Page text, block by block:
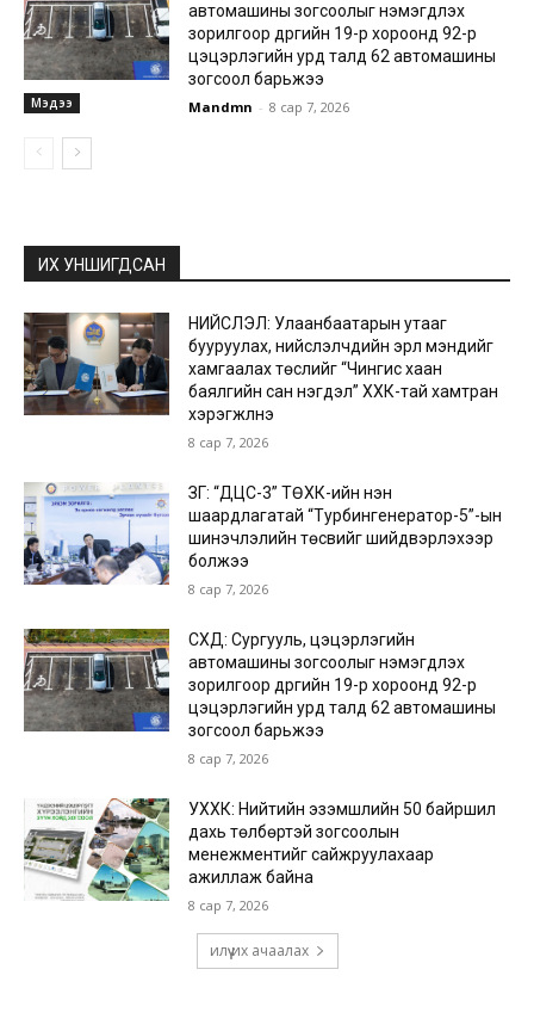
Мэдээ
автомашины зогсоолыг нэмэгдүүлэх
зорилгоор дүүргийн 19-р хороонд 92-р
цэцэрлэгийн урд талд 62 автомашины
зогсоол барьжээ
Mandmn - 8 сар 7, 2026
ИХ УНШИГДСАН
НИЙСЛЭЛ: Улаанбаатарын утааг
бууруулах, нийслэлчүүдийн эрүүл мэндийг
хамгаалах төслийг “Чингис хаан
баялгийн сан нэгдэл” ХХК-тай хамтран
хэрэгжүүлнэ
8 сар 7, 2026
ЗГ: “ДЦС-3” ТӨХК-ийн нэн
шаардлагатай “Турбингенератор-5”-ын
шинэчлэлийн төсвийг шийдвэрлэхээр
болжээ
8 сар 7, 2026
СХД: Сургууль, цэцэрлэгийн
автомашины зогсоолыг нэмэгдүүлэх
зорилгоор дүүргийн 19-р хороонд 92-р
цэцэрлэгийн урд талд 62 автомашины
зогсоол барьжээ
8 сар 7, 2026
УХХК: Нийтийн эзэмшлийн 50 байршил
дахь төлбөртэй зогсоолын
менежментийг сайжруулахаар
ажиллаж байна
8 сар 7, 2026
илүү их ачаалах